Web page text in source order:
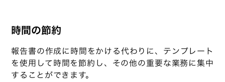
時間の節約
報告書の作成に時間をかける代わりに、テンプレート
を使用して時間を節約し、その他の重要な業務に集中
することができます。